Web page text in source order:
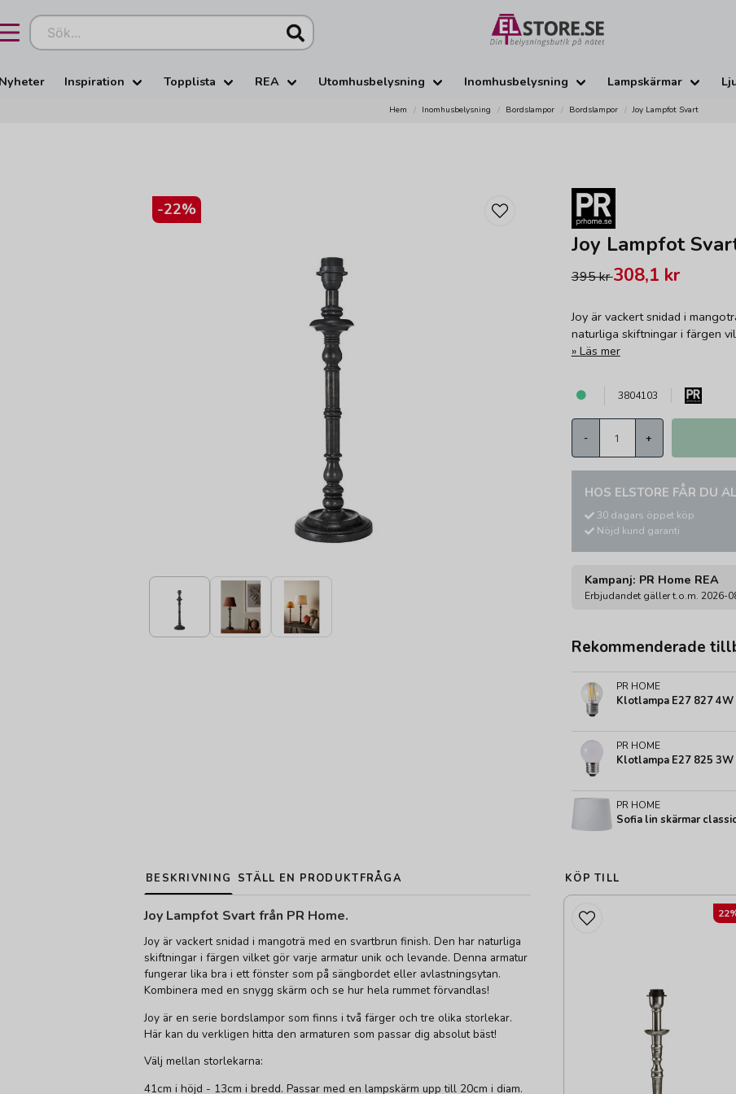
Sök...
Inspiration Topplista REA Utomhusbelysning Inomhusbelysning Lampskärmar
Hem Inomhusbelysning Bordslampor Bordslampor Joy Lampfot Svart
-22%
Joy Lampfot
395 kr308,1 kr
Joy är vackert snidad i
naturliga skiftningar i färgen
Läs mer
3804103
- +
HOS ELSTORE FÅR DU
30 dagars öppet köp
Nöjd kund garanti
Kampanj: PR Home REA
Erbjudandet gäller t.o.m. 2026-
Rekommenderade
PR HOME
Klotlampa E27 827
PR HOME
Klotlampa E27 825
PR HOME
Sofia lin skärmar
BESKRIVNING STÄLL EN PRODUKTFRÅGA
Joy Lampfot Svart från PR Home.
Joy är vackert snidad i mangoträ med en svartbrun finish. Den har naturliga
skiftningar i färgen vilket gör varje armatur unik och levande. Denna armatur
fungerar lika bra i ett fönster som på sängbordet eller avlastningsytan.
Kombinera med en snygg skärm och se hur hela rummet förvandlas!
Joy är en serie bordslampor som finns i två färger och tre olika storlekar.
Här kan du verkligen hitta den armaturen som passar dig absolut bäst!
Välj mellan storlekarna:
41cm i höjd - 13cm i bredd. Passar med en lampskärm upp till 20cm i diam.
KÖP TILL